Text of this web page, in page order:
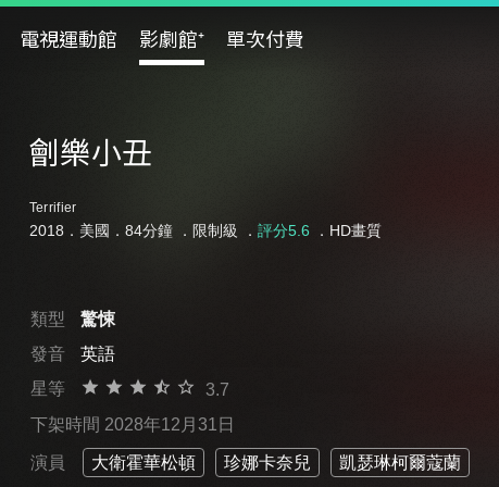
電視運動館 影劇館⁺ 單次付費
劊樂小丑
Terrifier
2018．美國．84分鐘 ． 限制級 ． 評分5.6 ．HD畫質
類型
驚悚
發音
英語
星等
3.7
下架時間 2028年12月31日
演員 大衛霍華松頓 珍娜卡奈兒 凱瑟琳柯爾蔻蘭